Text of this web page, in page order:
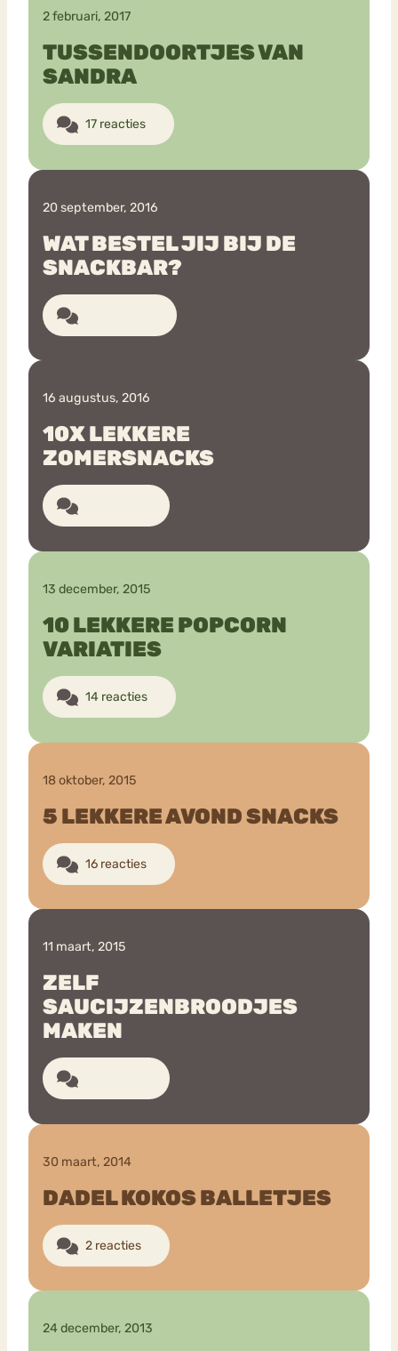
2 februari, 2017
TUSSENDOORTJES VAN
SANDRA
17 reacties
20 september, 2016
WAT BESTEL JIJ BIJ DE
SNACKBAR?
16 augustus, 2016
10X LEKKERE
ZOMERSNACKS
13 december, 2015
10 LEKKERE POPCORN
VARIATIES
14 reacties
18 oktober, 2015
5 LEKKERE AVOND SNACKS
16 reacties
11 maart, 2015
ZELF
SAUCIJZENBROODJES
MAKEN
30 maart, 2014
DADEL KOKOS BALLETJES
2 reacties
24 december, 2013